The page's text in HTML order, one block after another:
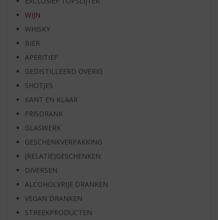
WIJN
WHISKY
BIER
APERITIEF
GEDISTILLEERD OVERIG
SHOTJES
KANT EN KLAAR
FRISDRANK
GLASWERK
GESCHENKVERPAKKING
(RELATIE)GESCHENKEN
DIVERSEN
ALCOHOLVRIJE DRANKEN
VEGAN DRANKEN
STREEKPRODUCTEN